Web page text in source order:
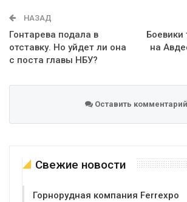
НАЗАД
Гонтарева подала в
отставку. Но уйдет ли она
с поста главы НБУ?
Боевики
на
Оставить комментарий
Свежие новости
Горнорудная компания Ferrexpo